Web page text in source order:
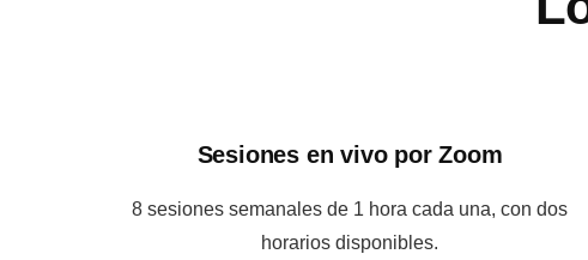
Sesiones en vivo por Zoom
8 sesiones semanales de 1 hora cada una, con dos
horarios disponibles.